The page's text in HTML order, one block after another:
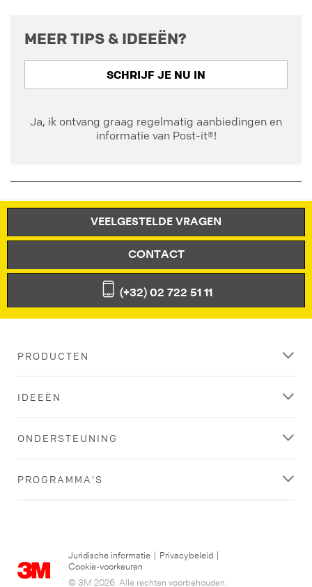
MEER TIPS & IDEEËN?
SCHRIJF JE NU IN
Ja, ik ontvang graag regelmatig aanbiedingen en
informatie van Post-it®!
VEELGESTELDE VRAGEN
CONTACT
(+32) 02 722 51 11
PRODUCTEN
IDEEËN
ONDERSTEUNING
PROGRAMMA'S
Juridische informatie Privacybeleid
Cookie-voorkeuren
© 3M 2026. Alle rechten voorbehouden.